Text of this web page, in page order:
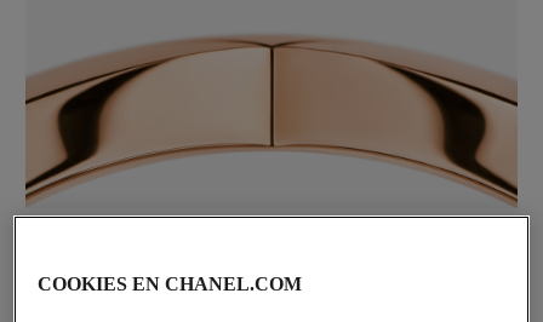
COOKIES EN CHANEL.COM